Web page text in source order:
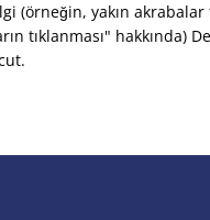
(örneğin, yakın akrabalar
tıklanması" hakkında)